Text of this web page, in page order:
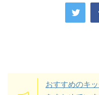
おすすめのキ